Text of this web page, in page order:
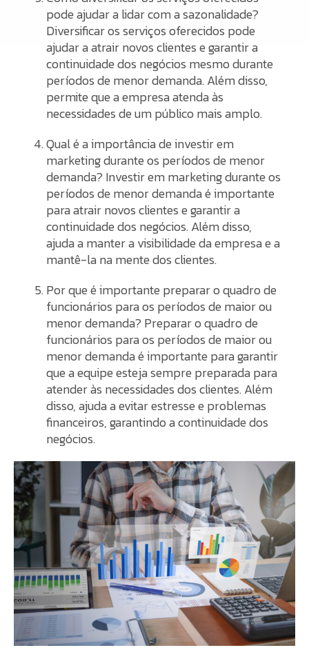
pode ajudar a lidar com a sazonalidade?
Diversificar os serviços oferecidos pode
ajudar a atrair novos clientes e garantir a
continuidade dos negócios mesmo durante
períodos de menor demanda. Além disso,
permite que a empresa atenda às
necessidades de um público mais amplo.
Qual é a importância de investir em
marketing durante os períodos de menor
demanda? Investir em marketing durante os
períodos de menor demanda é importante
para atrair novos clientes e garantir a
continuidade dos negócios. Além disso,
ajuda a manter a visibilidade da empresa e a
mantê-la na mente dos clientes.
Por que é importante preparar o quadro de
funcionários para os períodos de maior ou
menor demanda? Preparar o quadro de
funcionários para os períodos de maior ou
menor demanda é importante para garantir
que a equipe esteja sempre preparada para
atender às necessidades dos clientes. Além
disso, ajuda a evitar estresse e problemas
financeiros, garantindo a continuidade dos
negócios.